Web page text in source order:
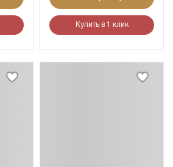
Купить в 1 клик